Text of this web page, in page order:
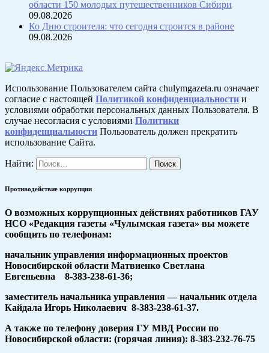
области 150 молодых путешественников Сибири
09.08.2026
Ко Дню строителя: что сегодня строится в районе
09.08.2026
Использование Пользователем сайта chulymgazeta.ru означает
согласие с настоящей Политикой конфиденциальности и
условиями обработки персональных данных Пользователя. В
случае несогласия с условиями Политики
конфиденциальности Пользователь должен прекратить
использование Сайта.
Найти:
Противодействие коррупции
О возможных коррупционных действиях работников ГАУ
НСО «Редакция газеты «Чулымская газета» вы можете
сообщить по телефонам:
начальник управления информационных проектов
Новосибирской области Матвиенко Светлана
Евгеньевна 8-383-238-61-36;
заместитель начальника управления — начальник отдела
Кайдала Игорь Николаевич 8-383-238-61-37.
А также по телефону доверия ГУ МВД России по
Новосибирской области: (горячая линия): 8-383-232-76-75